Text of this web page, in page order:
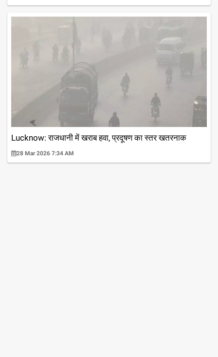
Lucknow: राजधानी में खराब हवा, प्रदूषण का स्तर खतरनाक
28 Mar 2026 7:34 AM